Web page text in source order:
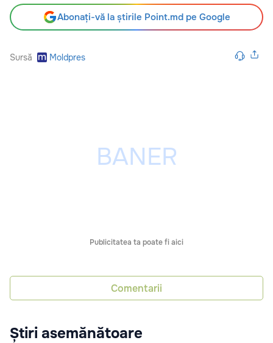
Abonați-vă la știrile Point.md pe Google
Sursă Moldpres
Publicitatea ta poate fi aici
Comentarii
Știri asemănătoare